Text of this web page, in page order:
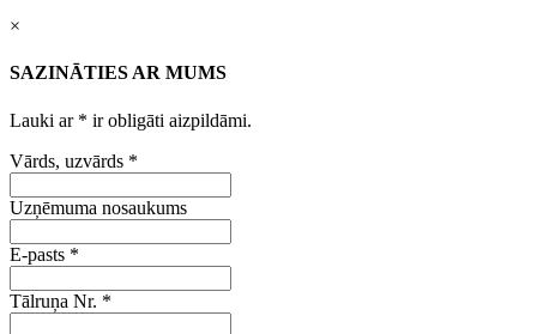
×
SAZINĀTIES AR MUMS
Lauki ar * ir obligāti aizpildāmi.
Vārds, uzvārds *
Uzņēmuma nosaukums
E-pasts *
Tālruņa Nr. *